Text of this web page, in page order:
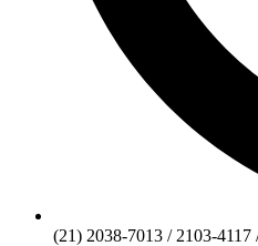
(21) 2038-7013 / 2103-4117